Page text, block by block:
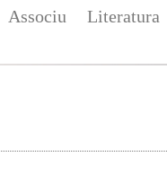
Associu Literatura